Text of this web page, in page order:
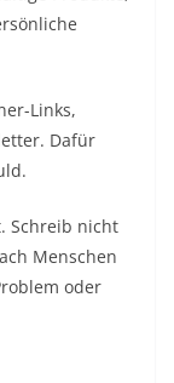
Links,
Dafür
Schreib nicht
Menschen
oder